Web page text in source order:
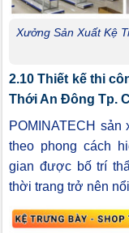
Xưởng Sản Xuất Kệ
2.10 Thiết kế thi
Thới An Đông Tp.
POMINATECH
theo phong cách
gian được bố trí
thời trang trở nên